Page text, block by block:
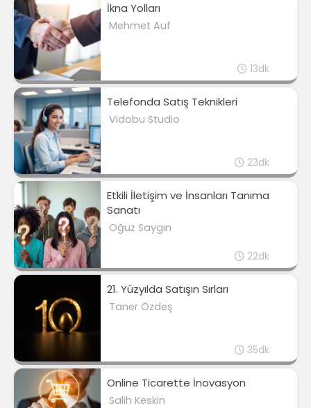
İkna Yolları
Mehmet Auf
13dk
Telefonda Satış Teknikleri
Vidobu Studio
23dk
Etkili İletişim ve İnsanları Tanıma
Sanatı
Oğuz Saygın
22dk
21. Yüzyılda Satışın Sırları
Taner Özdeş
35dk
Online Ticarette İnovasyon
Salih Keskin